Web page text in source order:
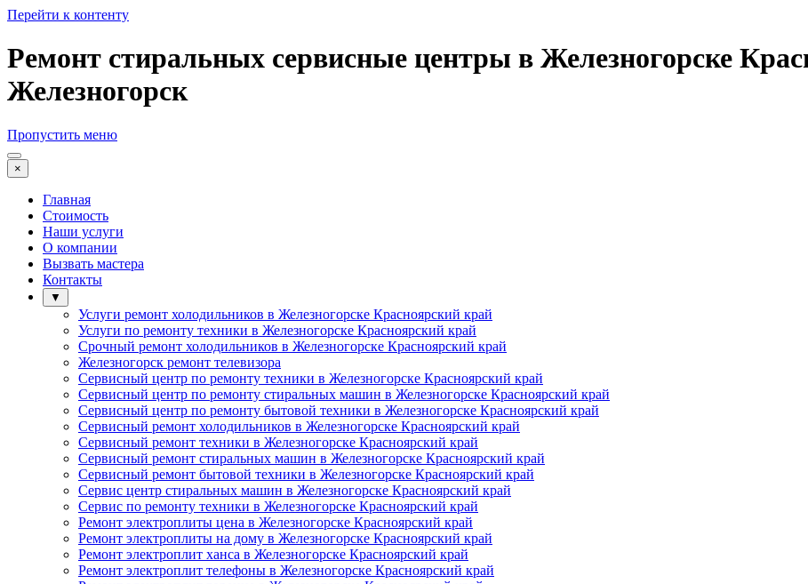
Перейти к контенту
Ремонт стиральных сервисные центры в Железногорске
Железногорск
Пропустить меню
×
Главная
Стоимость
Наши услуги
О компании
Вызвать мастера
Контакты
▼
Услуги ремонт холодильников в Железногорске Красноярский край
Услуги по ремонту техники в Железногорске Красноярский край
Срочный ремонт холодильников в Железногорске Красноярский край
Железногорск ремонт телевизора
Сервисный центр по ремонту техники в Железногорске Красноярский край
Сервисный центр по ремонту стиральных машин в Железногорске Красноярский край
Сервисный центр по ремонту бытовой техники в Железногорске Красноярский край
Сервисный ремонт холодильников в Железногорске Красноярский край
Сервисный ремонт техники в Железногорске Красноярский край
Сервисный ремонт стиральных машин в Железногорске Красноярский край
Сервисный ремонт бытовой техники в Железногорске Красноярский край
Сервис центр стиральных машин в Железногорске Красноярский край
Сервис по ремонту техники в Железногорске Красноярский край
Ремонт электроплиты цена в Железногорске Красноярский край
Ремонт электроплиты на дому в Железногорске Красноярский край
Ремонт электроплит ханса в Железногорске Красноярский край
Ремонт электроплит телефоны в Железногорске Красноярский край